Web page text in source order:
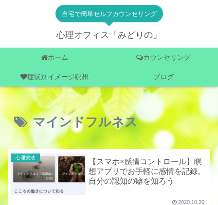
自宅で簡単セルフカウンセリング
心理オフィス「みどりの」
ホーム カウンセリング
症状別イメージ瞑想 ブログ
マインドフルネス
心理療法
【スマホ×感情コントロール】瞑
想アプリでお手軽に感情を記録。
自分の認知の癖を知ろう
2020.10.20